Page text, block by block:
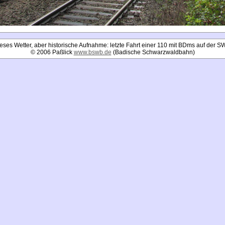
Wetter, aber historische Aufnahme: letzte Fahrt einer 110 mit BDms auf der
© 2006 Paßlick www.bswb.de (Badische Schwarzwaldbahn)